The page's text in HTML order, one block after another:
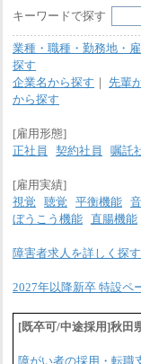
キーワードで探す
業種・職種・勤務地・
探す
企業名から探す ｜ 先輩
から探す
[雇用形態]
正社員
契約社員 嘱託
[雇用実績]
視覚
聴覚 平衡機能
ぼうこう機能 直腸機能
障害者求人を詳しく探す
2027年以降新卒 特設ペ
[既卒可/中途採用]秋田
障がい者の採用・転職